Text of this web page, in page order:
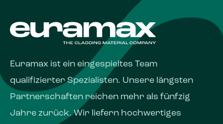
Euramax ist ein eingespieltes Team
qualifizierter Spezialisten. Unsere längsten
Partnerschaften reichen mehr als fünfzig
Jahre zurück. Wir liefern hochwertiges